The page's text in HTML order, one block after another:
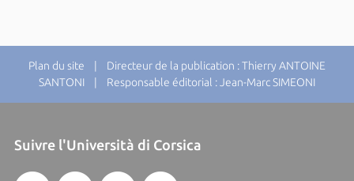
Plan du site | Directeur de la publication : Thierry ANTOINE
SANTONI | Responsable éditorial : Jean-Marc SIMEONI
Suivre l'Università di Corsica